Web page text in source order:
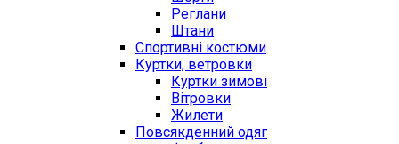
Реглани
Штани
Спортивні костюми
Куртки, ветровки
Куртки зимові
Вітровки
Жилети
Повсякденний одяг